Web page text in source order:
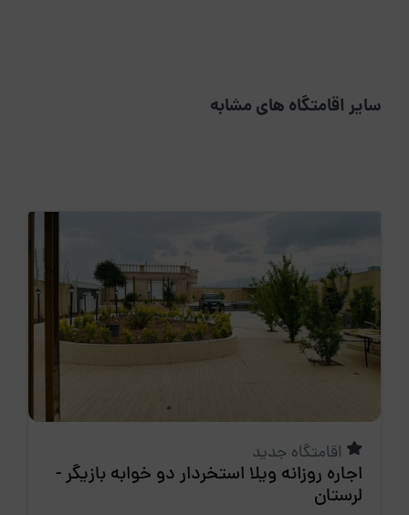
سایر اقامتگاه های مشابه
اقامتگاه جدید
اجاره روزانه ويلا استخردار دو خوابه بازیگر -
لرستان